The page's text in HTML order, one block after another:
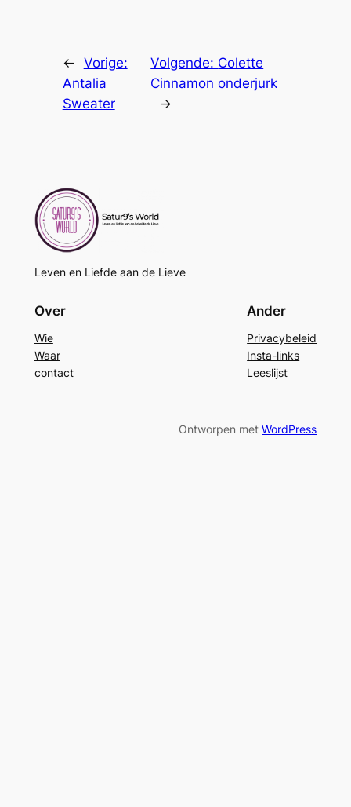
← Vorige:
Antalia
Sweater
Volgende: Colette
Cinnamon onderjurk
→
Leven en Liefde aan de Lieve
Over
Wie
Waar
contact
Ander
Privacybeleid
Insta-links
Leeslijst
Ontworpen metWordPress